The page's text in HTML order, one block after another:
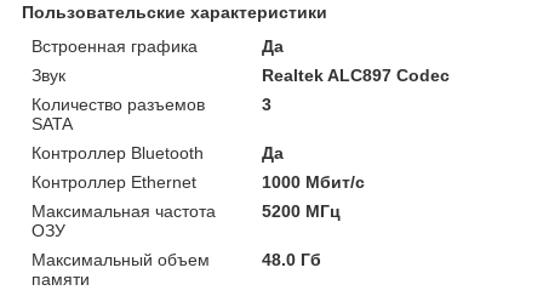
Пользовательские характеристики
Встроенная графика
Да
Звук
Realtek ALC897 Codec
Количество разъемов
SATA
3
Контроллер Bluetooth
Да
Контроллер Ethernet
1000 Мбит/с
Максимальная частота
ОЗУ
5200 МГц
Максимальный объем
памяти
48.0 Гб